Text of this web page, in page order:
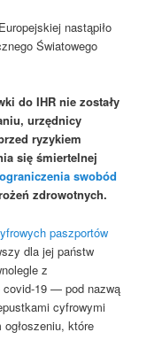
nastąpiło
Światowego
do IHR nie zostały
urzędnicy
ryzykiem
się śmiertelnej
ograniczenia swobód
zdrowotnych.
paszportów
dla jej państw
z
covid-19 — pod nazwą
cyfrowymi
ogłoszeniu, które